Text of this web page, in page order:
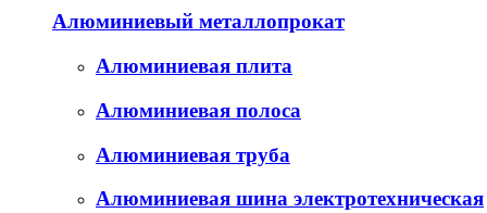
Алюминиевый металлопрокат
Алюминиевая плита
Алюминиевая полоса
Алюминиевая труба
Алюминиевая шина электротехническая